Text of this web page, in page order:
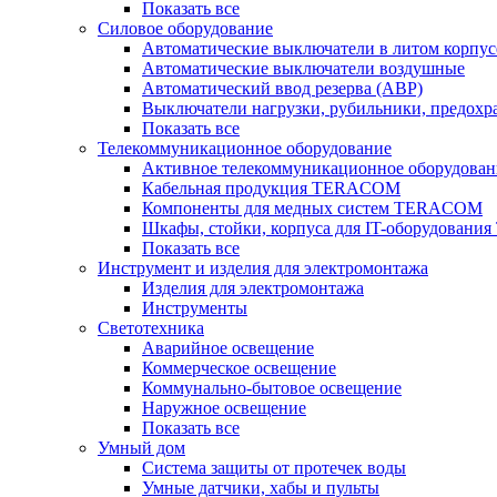
Показать все
Силовое оборудование
Автоматические выключатели в литом
Автоматические выключатели воздушные
Автоматический ввод резерва (АВР)
Выключатели нагрузки, рубильники,
Показать все
Телекоммуникационное оборудование
Активное телекоммуникационное
Кабельная продукция TERACOM
Компоненты для медных систем TERACOM
Шкафы, стойки, корпуса для IT-
Показать все
Инструмент и изделия для электромонтажа
Изделия для электромонтажа
Инструменты
Светотехника
Аварийное освещение
Коммерческое освещение
Коммунально-бытовое освещение
Наружное освещение
Показать все
Умный дом
Система защиты от протечек воды
Умные датчики, хабы и пульты